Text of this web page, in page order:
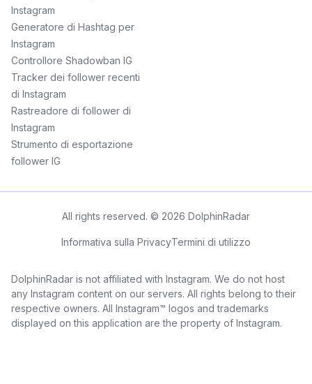
Instagram
Generatore di Hashtag per
Instagram
Controllore Shadowban IG
Tracker dei follower recenti
di Instagram
Rastreadore di follower di
Instagram
Strumento di esportazione
follower IG
All rights reserved. © 2026 DolphinRadar
Informativa sulla PrivacyTermini di utilizzo
DolphinRadar is not affiliated with Instagram. We do not host
any Instagram content on our servers. All rights belong to their
respective owners. All Instagram™ logos and trademarks
displayed on this application are the property of Instagram.